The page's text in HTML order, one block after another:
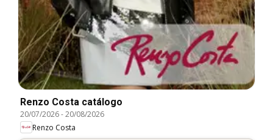
Renzo Costa catálogo
20/07/2026-20/08/2026
Renzo Costa